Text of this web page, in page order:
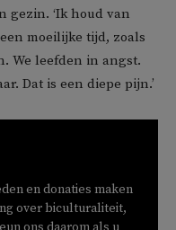
gezin. ‘Ik houd van
moeilijke tijd, zoals
We leefden in angst.
Dat is een diepe pijn.’
en donaties maken
over biculturaliteit,